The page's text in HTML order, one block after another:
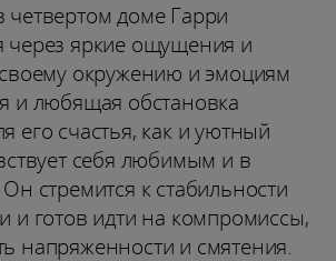
доме Гарри
через яркие ощущения и
окружению и эмоциям
и любящая обстановка
его счастья, как и уютный
себя любимым и в
стремится к стабильности
и готов идти на компромиссы,
напряженности и смятения.